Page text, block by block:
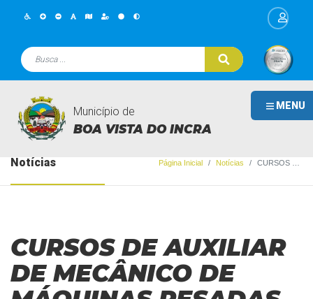
MENU
Município de
BOA VISTA DO INCRA
Notícias Página Inicial Notícias CURSOS DE AUXILIAR DE MECÂNICO DE MÁQUINAS PESADAS E TRATORISTA
CURSOS DE AUXILIAR
DE MECÂNICO DE